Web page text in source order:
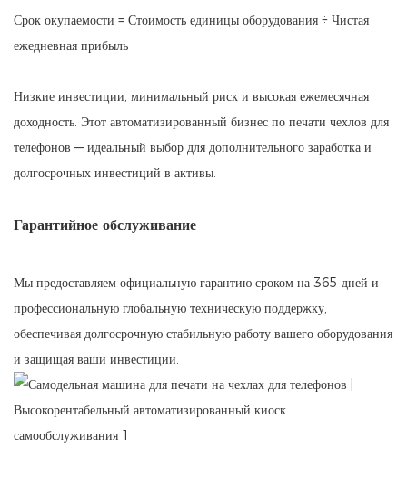
Срок окупаемости = Стоимость единицы оборудования ÷ Чистая
ежедневная прибыль
Низкие инвестиции, минимальный риск и высокая ежемесячная
доходность. Этот автоматизированный бизнес по печати чехлов для
телефонов — идеальный выбор для дополнительного заработка и
долгосрочных инвестиций в активы.
Гарантийное обслуживание
Мы предоставляем официальную гарантию сроком на 365 дней и
профессиональную глобальную техническую поддержку,
обеспечивая долгосрочную стабильную работу вашего оборудования
и защищая ваши инвестиции.